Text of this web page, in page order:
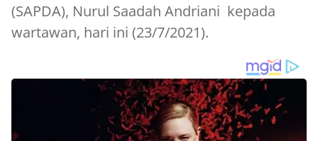
(SAPDA), Nurul Saadah Andriani kepada
wartawan, hari ini (23/7/2021).